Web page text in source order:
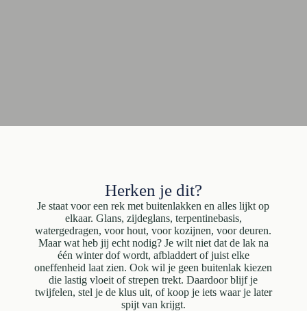
Herken je dit?
Je staat voor een rek met buitenlakken en alles lijkt op
elkaar. Glans, zijdeglans, terpentinebasis,
watergedragen, voor hout, voor kozijnen, voor deuren.
Maar wat heb jij echt nodig? Je wilt niet dat de lak na
één winter dof wordt, afbladdert of juist elke
oneffenheid laat zien. Ook wil je geen buitenlak kiezen
die lastig vloeit of strepen trekt. Daardoor blijf je
twijfelen, stel je de klus uit, of koop je iets waar je later
spijt van krijgt.